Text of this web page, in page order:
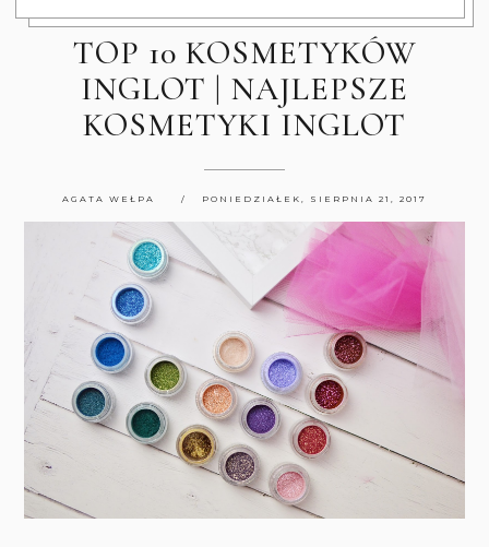
TOP 10 KOSMETYKÓW
INGLOT | NAJLEPSZE
KOSMETYKI INGLOT
AGATA WEŁPA PONIEDZIAŁEK, SIERPNIA 21, 2017